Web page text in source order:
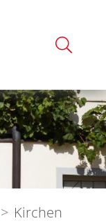
Kirchen